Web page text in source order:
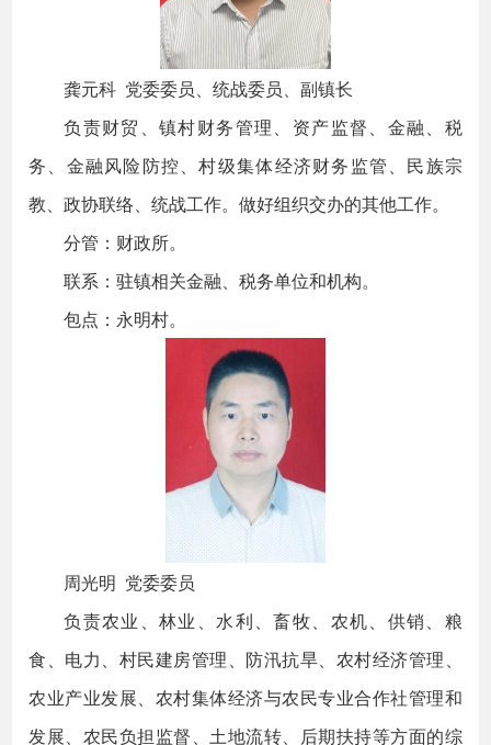
龚元科 党委委员、统战委员、副镇长
负责财贸、镇村财务管理、资产监督、金融、税
务、金融风险防控、村级集体经济财务监管、民族宗
教、政协联络、统战工作。做好组织交办的其他工作。
分管：财政所。
联系：驻镇相关金融、税务单位和机构。
包点：永明村。
周光明 党委委员
负责农业、林业、水利、畜牧、农机、供销、粮
食、电力、村民建房管理、防汛抗旱、农村经济管理、
农业产业发展、农村集体经济与农民专业合作社管理和
发展、农民负担监督、土地流转、后期扶持等方面的综